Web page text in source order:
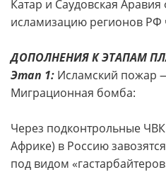
Катар и Саудовская
исламизацию регионов РФ
ДОПОЛНЕНИЯ К ЭТАПАМ
Этап 1: Исламский пожар
Миграционная бомба:
Через подконтрольные
Африке) в Россию
под видом